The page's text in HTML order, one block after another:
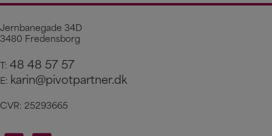
Jernbanegade 34D
3480 Fredensborg
T: 48 48 57 57
E: karin@pivotpartner.dk
CVR: 25293665